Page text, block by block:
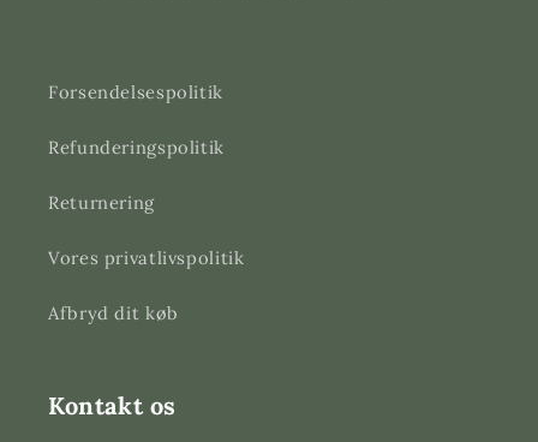
Forsendelsespolitik
Refunderingspolitik
Returnering
Vores privatlivspolitik
Afbryd dit køb
Kontakt os